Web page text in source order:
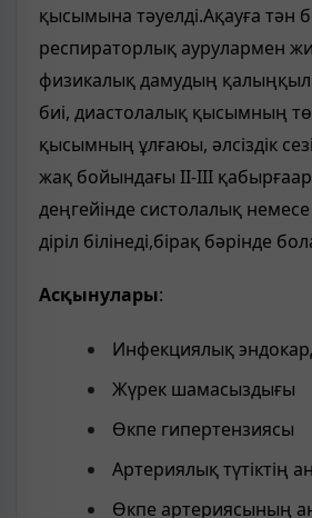
қысымына тәуелді.Ақауға тән
респираторлық аурулармен
физикалық дамудың
биі, диастолалық қысымның
қысымның ұлғаюы, әлсіздік
жақ бойындағы II-III
деңгейінде систолалық
діріл білінеді,бірақ бәрінде
Асқынулары:
Инфекциялық
Жүрек шамасыздығы
Өкпе гипертензиясы
Артериялық түтіктің
Өкпе артериясының